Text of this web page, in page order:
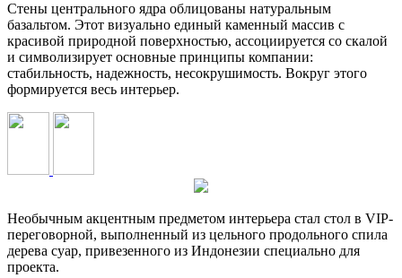
Стены центрального ядра облицованы натуральным
базальтом. Этот визуально единый каменный массив с
красивой природной поверхностью, ассоциируется со скалой
и символизирует основные принципы компании:
стабильность, надежность, несокрушимость. Вокруг этого
формируется весь интерьер.
Необычным акцентным предметом интерьера стал стол в VIP-
переговорной, выполненный из цельного продольного спила
дерева суар, привезенного из Индонезии специально для
проекта.